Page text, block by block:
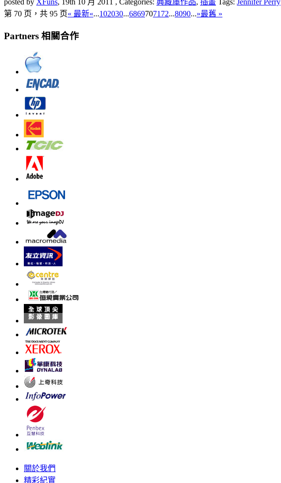
posted by XFuns, 19th 10 月 2011 , Categories: 典藏庫作品, 插畫 Tags: Jennifer Perry
第 70 页，共 95 页« 最新«...102030...68697071 72...8090...»最舊 »
Partners 相關合作
關於我們
精彩紀實